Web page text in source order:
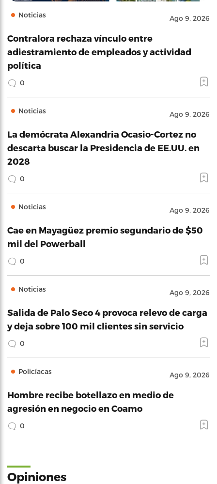
Noticias Ago 9, 2026
Contralora rechaza vínculo entre
adiestramiento de empleados y actividad
política
0
Noticias Ago 9, 2026
La demócrata Alexandria Ocasio-Cortez no
descarta buscar la Presidencia de EE.UU. en
2028
0
Noticias Ago 9, 2026
Cae en Mayagüez premio segundario de $50
mil del Powerball
0
Noticias Ago 9, 2026
Salida de Palo Seco 4 provoca relevo de carga
y deja sobre 100 mil clientes sin servicio
0
Policíacas Ago 9, 2026
Hombre recibe botellazo en medio de
agresión en negocio en Coamo
0
Opiniones